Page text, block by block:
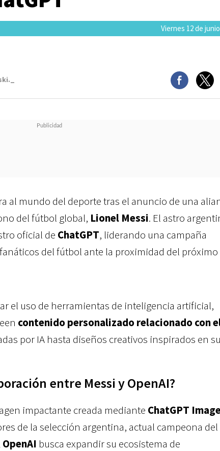
Viernes 12 de
al mundo del deporte tras el anuncio de una
del fútbol global, Lionel Messi. El astro
oficial de ChatGPT, liderando una campaña
del fútbol ante la proximidad del próximo
el uso de herramientas de inteligencia artificial,
contenido personalizado relacionado con
por IA hasta diseños creativos inspirados en
entre Messi y OpenAI?
impactante creada mediante ChatGPT
de la selección argentina, actual campeona del
OpenAI busca expandir su ecosistema de